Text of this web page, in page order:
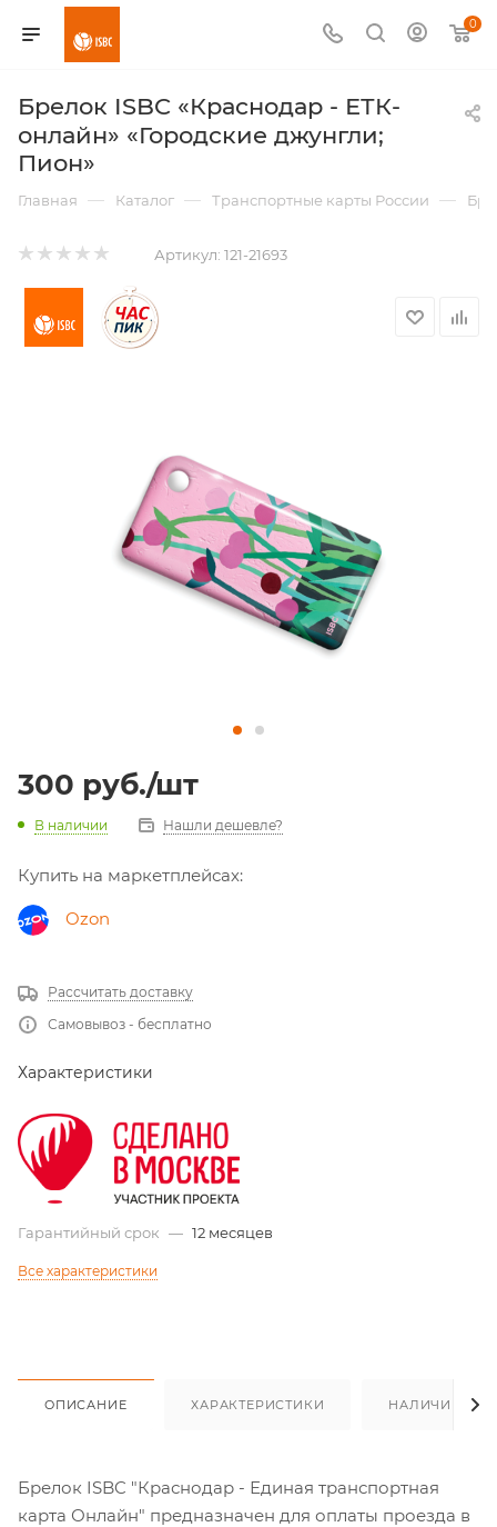
0
Брелок ISBC «Краснодар - ЕТК-
онлайн» «Городские джунгли;
Пион»
Главная — Каталог — Транспортные карты России —
Артикул: 121-21693
300 руб./шт
В наличии Нашли дешевле?
Купить на маркетплейсах:
Ozon
Рассчитать доставку
Самовывоз - бесплатно
Характеристики
Гарантийный срок — 12 месяцев
Все характеристики
ОПИСАНИЕ ХАРАКТЕРИСТИКИ НАЛИЧИЕ
Брелок ISBC "Краснодар - Единая транспортная
карта Онлайн" предназначен для оплаты проезда в